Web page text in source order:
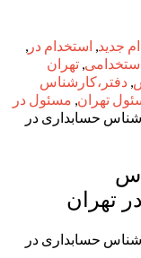
جدید, استخدام در ,
, تهران
, دفتر،کارشناس
تهران, مسئول در
حسابداری در
تهران
حسابداری در